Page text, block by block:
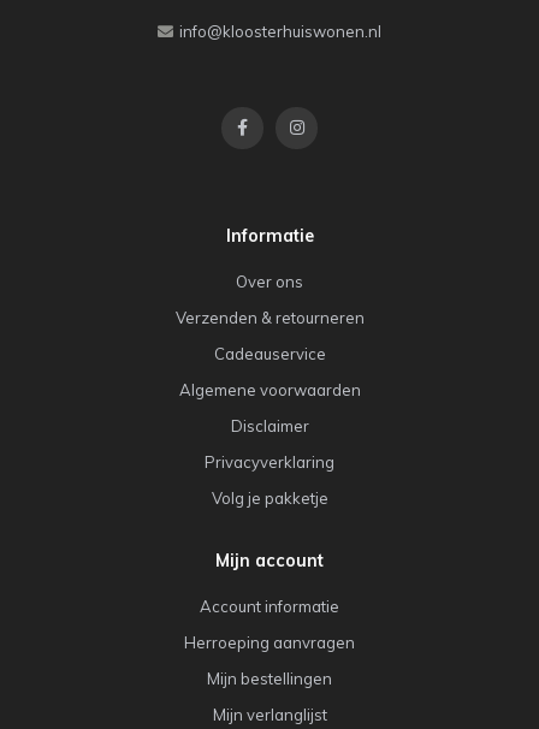
info@kloosterhuiswonen.nl
Informatie
Over ons
Verzenden & retourneren
Cadeauservice
Algemene voorwaarden
Disclaimer
Privacyverklaring
Volg je pakketje
Mijn account
Account informatie
Herroeping aanvragen
Mijn bestellingen
Mijn verlanglijst